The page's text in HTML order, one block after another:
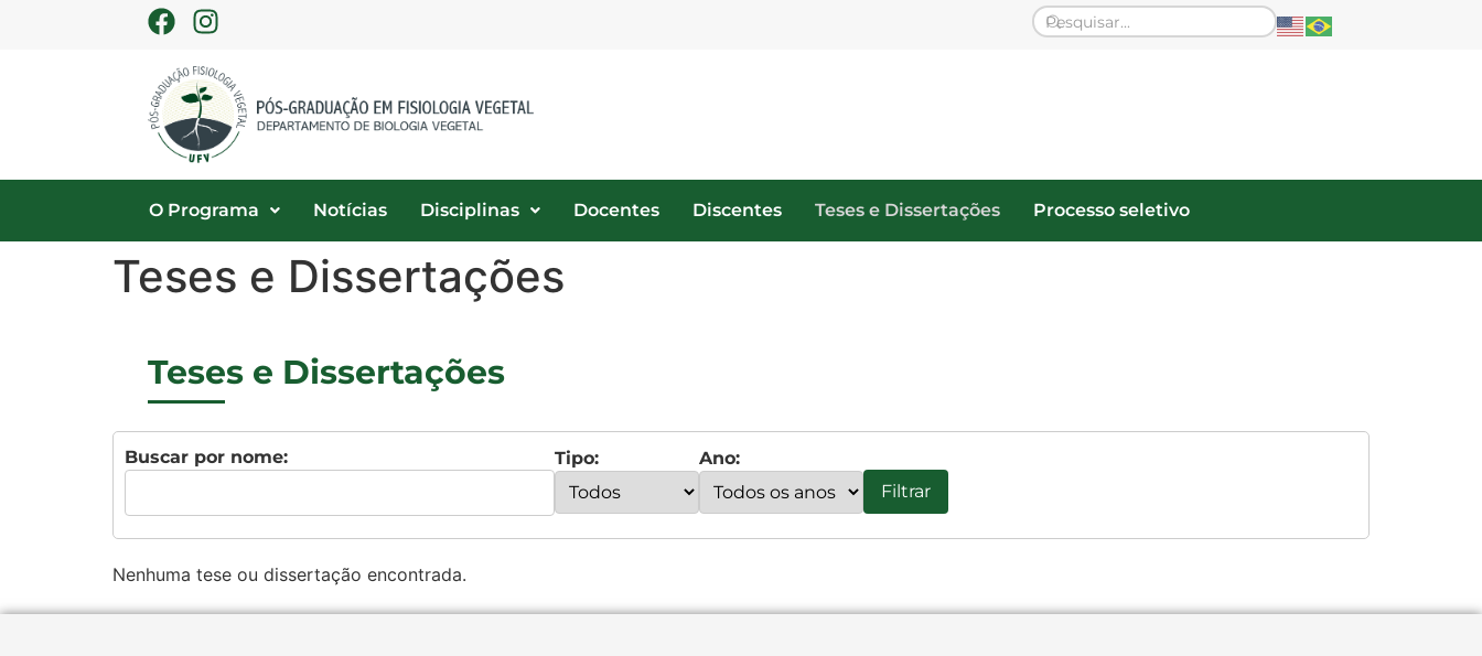
O Programa Notícias Disciplinas Docentes Discentes Teses e Dissertações Processo seletivo
Teses e Dissertações
Teses e Dissertações
Buscar por nome: Tipo:
Ano:
Filtrar
Nenhuma tese ou dissertação encontrada.